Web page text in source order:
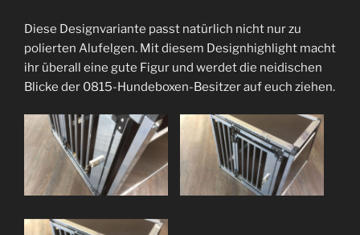
Diese Designvariante passt natürlich nicht nur zu
polierten Alufelgen. Mit diesem Designhighlight macht
ihr überall eine gute Figur und werdet die neidischen
Blicke der 0815-Hundeboxen-Besitzer auf euch ziehen.